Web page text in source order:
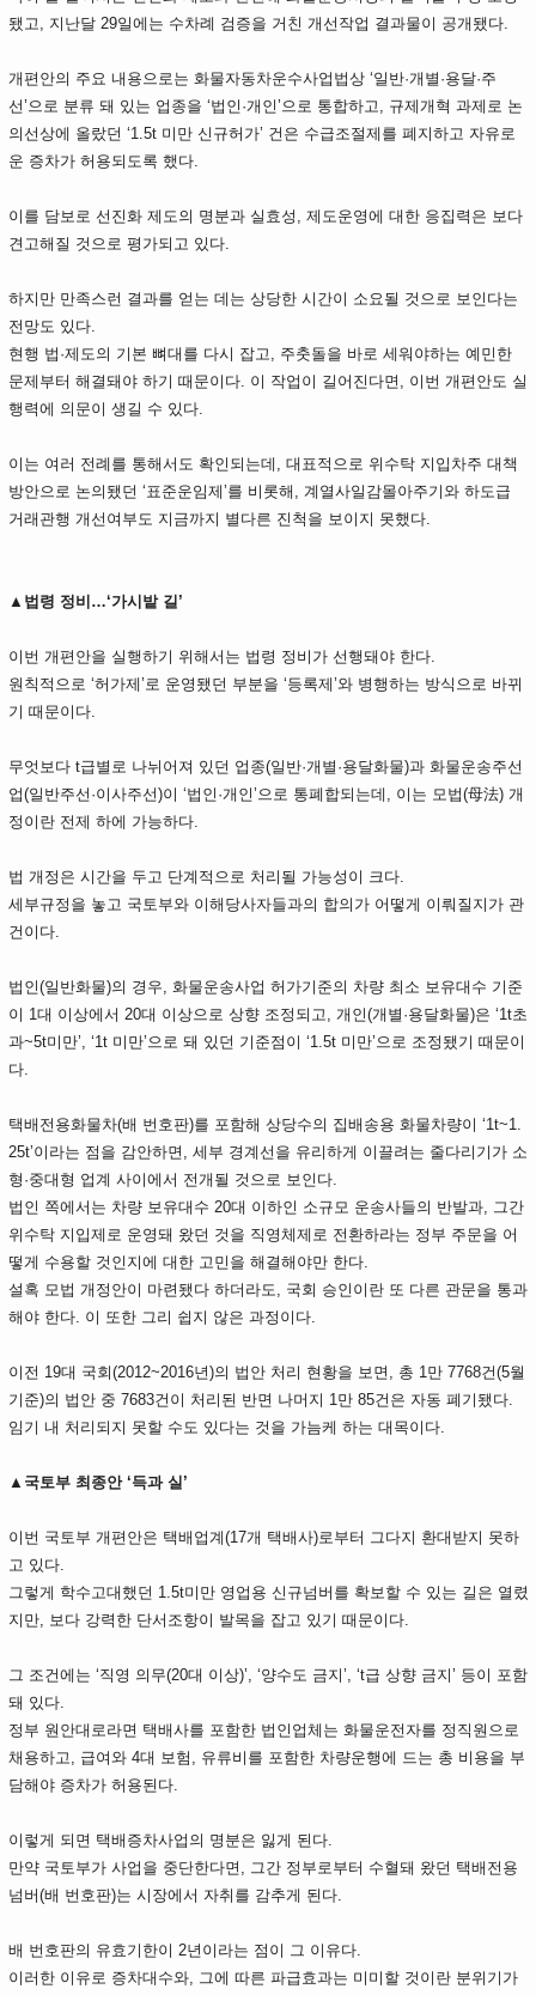
됐고, 지난달 29일에는 수차례 검증을 거친 개선작업 결과물이 공개됐다.
개편안의 주요 내용으로는 화물자동차운수사업법상 ‘일반·개별·용달·주
선’으로 분류 돼 있는 업종을 ‘법인·개인’으로 통합하고, 규제개혁 과제로 논
의선상에 올랐던 ‘1.5t 미만 신규허가’ 건은 수급조절제를 폐지하고 자유로
운 증차가 허용되도록 했다.
이를 담보로 선진화 제도의 명분과 실효성, 제도운영에 대한 응집력은 보다
견고해질 것으로 평가되고 있다.
하지만 만족스런 결과를 얻는 데는 상당한 시간이 소요될 것으로 보인다는
전망도 있다.
현행 법·제도의 기본 뼈대를 다시 잡고, 주춧돌을 바로 세워야하는 예민한
문제부터 해결돼야 하기 때문이다. 이 작업이 길어진다면, 이번 개편안도 실
행력에 의문이 생길 수 있다.
이는 여러 전례를 통해서도 확인되는데, 대표적으로 위수탁 지입차주 대책
방안으로 논의됐던 ‘표준운임제’를 비롯해, 계열사일감몰아주기와 하도급
거래관행 개선여부도 지금까지 별다른 진척을 보이지 못했다.
▲법령 정비…‘가시밭 길’
이번 개편안을 실행하기 위해서는 법령 정비가 선행돼야 한다.
원칙적으로 ‘허가제’로 운영됐던 부분을 ‘등록제’와 병행하는 방식으로 바뀌
기 때문이다.
무엇보다 t급별로 나뉘어져 있던 업종(일반·개별·용달화물)과 화물운송주선
업(일반주선·이사주선)이 ‘법인·개인’으로 통폐합되는데, 이는 모법(母法) 개
정이란 전제 하에 가능하다.
법 개정은 시간을 두고 단계적으로 처리될 가능성이 크다.
세부규정을 놓고 국토부와 이해당사자들과의 합의가 어떻게 이뤄질지가 관
건이다.
법인(일반화물)의 경우, 화물운송사업 허가기준의 차량 최소 보유대수 기준
이 1대 이상에서 20대 이상으로 상향 조정되고, 개인(개별·용달화물)은 ‘1t초
과~5t미만’, ‘1t 미만’으로 돼 있던 기준점이 ‘1.5t 미만’으로 조정됐기 때문이
다.
택배전용화물차(배 번호판)를 포함해 상당수의 집배송용 화물차량이 ‘1t~1.
25t’이라는 점을 감안하면, 세부 경계선을 유리하게 이끌려는 줄다리기가 소
형·중대형 업계 사이에서 전개될 것으로 보인다.
법인 쪽에서는 차량 보유대수 20대 이하인 소규모 운송사들의 반발과, 그간
위수탁 지입제로 운영돼 왔던 것을 직영체제로 전환하라는 정부 주문을 어
떻게 수용할 것인지에 대한 고민을 해결해야만 한다.
설혹 모법 개정안이 마련됐다 하더라도, 국회 승인이란 또 다른 관문을 통과
해야 한다. 이 또한 그리 쉽지 않은 과정이다.
이전 19대 국회(2012~2016년)의 법안 처리 현황을 보면, 총 1만 7768건(5월
기준)의 법안 중 7683건이 처리된 반면 나머지 1만 85건은 자동 폐기됐다.
임기 내 처리되지 못할 수도 있다는 것을 가늠케 하는 대목이다.
▲국토부 최종안 ‘득과 실’
이번 국토부 개편안은 택배업계(17개 택배사)로부터 그다지 환대받지 못하
고 있다.
그렇게 학수고대했던 1.5t미만 영업용 신규넘버를 확보할 수 있는 길은 열렸
지만, 보다 강력한 단서조항이 발목을 잡고 있기 때문이다.
그 조건에는 ‘직영 의무(20대 이상)’, ‘양수도 금지’, ‘t급 상향 금지’ 등이 포함
돼 있다.
정부 원안대로라면 택배사를 포함한 법인업체는 화물운전자를 정직원으로
채용하고, 급여와 4대 보험, 유류비를 포함한 차량운행에 드는 총 비용을 부
담해야 증차가 허용된다.
이렇게 되면 택배증차사업의 명분은 잃게 된다.
만약 국토부가 사업을 중단한다면, 그간 정부로부터 수혈돼 왔던 택배전용
넘버(배 번호판)는 시장에서 자취를 감추게 된다.
배 번호판의 유효기한이 2년이라는 점이 그 이유다.
이러한 이유로 증차대수와, 그에 따른 파급효과는 미미할 것이란 분위기가